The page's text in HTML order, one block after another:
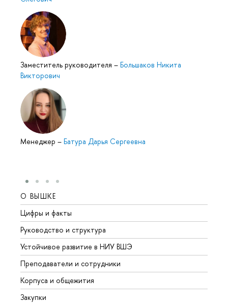
Заместитель руководителя – Большаков Никита
Викторович
Менеджер – Батура Дарья Сергеевна
О ВЫШКЕ
Цифры и факты
Руководство и структура
Устойчивое развитие в НИУ ВШЭ
Преподаватели и сотрудники
Корпуса и общежития
Закупки